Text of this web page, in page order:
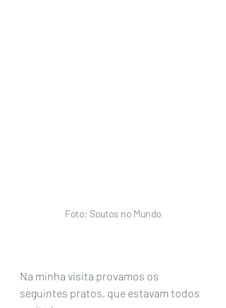
Foto: Soutos no Mundo
Na minha visita provamos os
seguintes pratos, que estavam todos